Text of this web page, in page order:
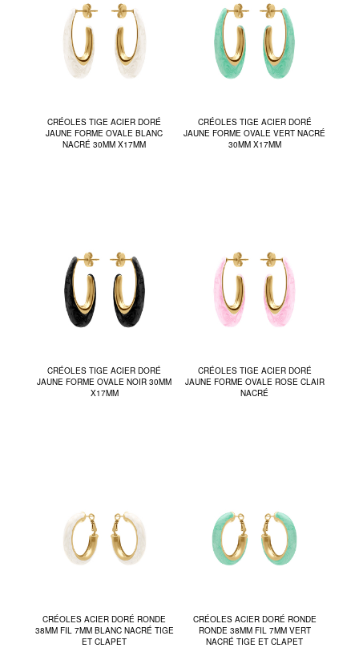
CRÉOLES TIGE ACIER DORÉ
JAUNE FORME OVALE BLANC
NACRÉ 30MM X17MM
CRÉOLES TIGE ACIER DORÉ
JAUNE FORME OVALE VERT NACRÉ
30MM X17MM
CRÉOLES TIGE ACIER DORÉ
JAUNE FORME OVALE NOIR 30MM
X17MM
CRÉOLES TIGE ACIER DORÉ
JAUNE FORME OVALE ROSE CLAIR
NACRÉ
CRÉOLES ACIER DORÉ RONDE
38MM FIL 7MM BLANC NACRÉ TIGE
ET CLAPET
CRÉOLES ACIER DORÉ RONDE
RONDE 38MM FIL 7MM VERT
NACRÉ TIGE ET CLAPET